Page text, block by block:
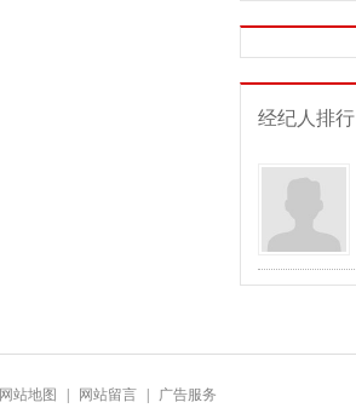
经纪人排行
网站地图 网站留言 广告服务